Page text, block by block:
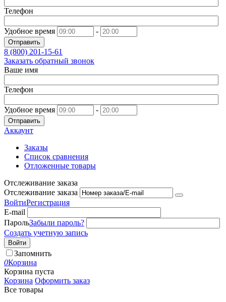
Телефон
Удобное время -
Отправить
8 (800) 201-15-61
Заказать обратный звонок
Ваше имя
Телефон
Удобное время -
Отправить
Аккаунт
Заказы
Список сравнения
Отложенные товары
Отслеживание заказа
Отслеживание заказа
ВойтиРегистрация
E-mail
ПарольЗабыли пароль?
Создать учетную запись
Войти
Запомнить
0Корзина
Корзина пуста
Корзина Оформить заказ
Все товары